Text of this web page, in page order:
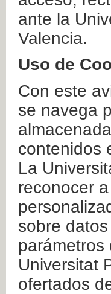
ante la
Valencia.
Uso de
Con este
se navega
contenidos
La
reconocer
sobre
parámetros
Universitat
ofertados